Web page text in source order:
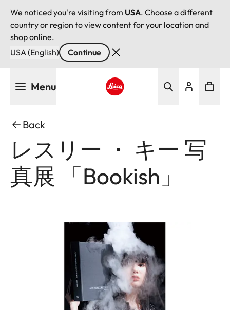
We noticed you're visiting from USA. Choose a different
country or region to view content for your location and
shop online.
USA (English)
Continue
Menu
Back
レスリー ・ キー 写
真展 「Bookish」